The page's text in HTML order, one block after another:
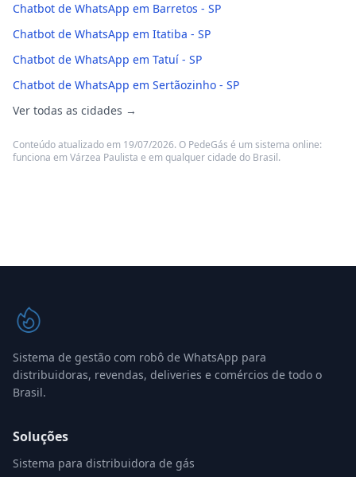
Chatbot de WhatsApp em Barretos - SP
Chatbot de WhatsApp em Itatiba - SP
Chatbot de WhatsApp em Tatuí - SP
Chatbot de WhatsApp em Sertãozinho - SP
Ver todas as cidades →
Conteúdo atualizado em 19/07/2026. O PedeGás é um sistema online:
funciona em Várzea Paulista e em qualquer cidade do Brasil.
Sistema de gestão com robô de WhatsApp para
distribuidoras, revendas, deliveries e comércios de todo o
Brasil.
Soluções
Sistema para distribuidora de gás